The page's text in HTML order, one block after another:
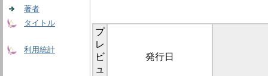
著者
タイトル
利用統計
プ
レ
ビ
ュ
発行日